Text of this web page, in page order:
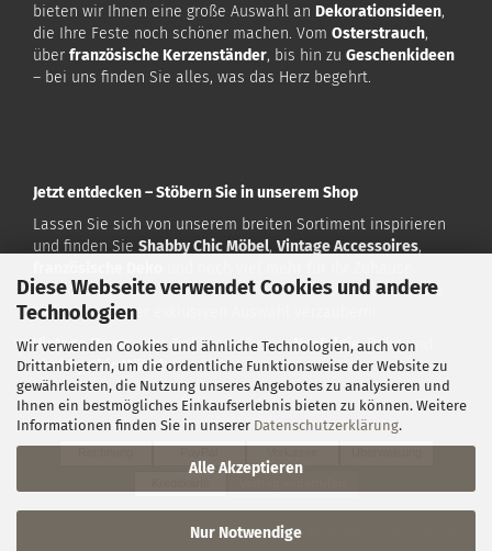
Diese Webseite verwendet Cookies und andere
Technologien
Wir verwenden Cookies und ähnliche Technologien, auch von
Drittanbietern, um die ordentliche Funktionsweise der Website zu
gewährleisten, die Nutzung unseres Angebotes zu analysieren und
Ihnen ein bestmögliches Einkaufserlebnis bieten zu können. Weitere
Informationen finden Sie in unserer Datenschutzerklärung.
Alle Akzeptieren
Nur Notwendige
bieten wir Ihnen eine große Auswahl an Dekorationsideen,
die Ihre Feste noch schöner machen. Vom Osterstrauch,
über französische Kerzenständer, bis hin zu Geschenkideen
– bei uns finden Sie alles, was das Herz begehrt.
Jetzt entdecken – Stöbern Sie in unserem Shop
Lassen Sie sich von unserem breiten Sortiment inspirieren
und finden Sie Shabby Chic Möbel, Vintage Accessoires,
Besuchen Sie uns aufwww.vintagehome.de und lassen Sie
sich von unserer exklusiven Auswahl verzaubern!
Vintage Home– Ihr Ziel für exklusiveNostalgie-Deko und
Shabby Chic Möbel!
Zahlarten:
Konzeption & Realisiert